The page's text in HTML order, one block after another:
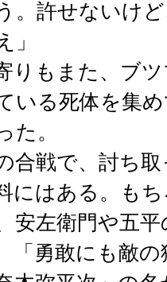
。許せないけ
」
りもまた、ブツ
いる死体を集
た。
合戦で、討ち
にはある。も
安左衛門や五
「勇敢にも敵